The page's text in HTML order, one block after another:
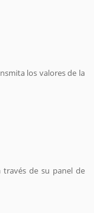
los valores de la
de su panel de